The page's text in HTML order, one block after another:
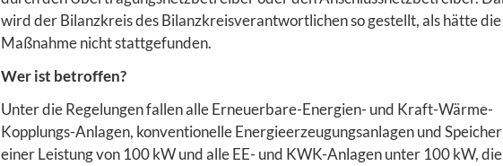
wird der Bilanzkreis des Bilanzkreisverantwortlichen so gestellt, als hätte die
Maßnahme nicht stattgefunden.
Wer ist betroffen?
Unter die Regelungen fallen alle Erneuerbare-Energien- und Kraft-Wärme-
Kopplungs-Anlagen, konventionelle Energieerzeugungsanlagen und
einer Leistung von 100 kW und alle EE- und KWK-Anlagen unter 100 kW, die